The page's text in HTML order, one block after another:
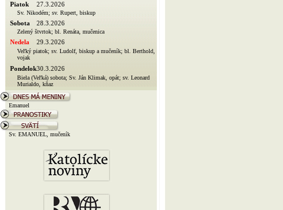
Piatok 27.3.2026
Sv. Nikodém; sv. Rupert, biskup
Sobota 28.3.2026
Zelený štvrtok; bl. Renáta, mučenica
Nedela 29.3.2026
Veľký piatok; sv. Ludolf, biskup a mučeník; bl. Berthold,
vojak
Pondelok30.3.2026
Biela (Veľká) sobota; Sv. Ján Klimak, opát; sv. Leonard
Murialdo, kňaz
Emanuel
Sv. EMANUEL, mučeník